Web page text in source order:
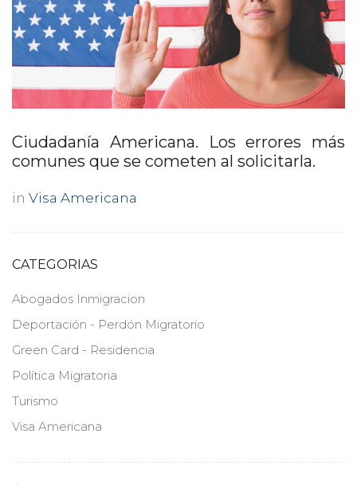
Ciudadanía Americana. Los errores más
comunes que se cometen al solicitarla.
in Visa Americana
CATEGORIAS
Abogados Inmigracion
Deportación - Perdón Migratorio
Green Card - Residencia
Política Migratoria
Turismo
Visa Americana